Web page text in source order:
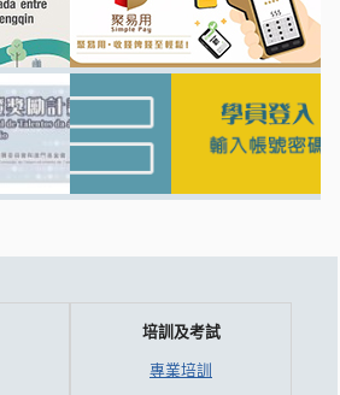
培訓及考試
專業培訓